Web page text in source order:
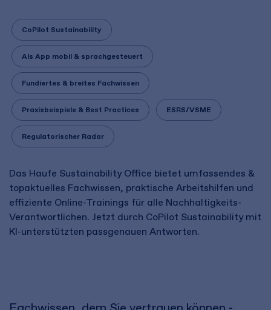
CoPilot Sustainability
Als App mobil & sprachgesteuert
Fundiertes & breites Fachwissen
Praxisbeispiele & Best Practices ESRS/VSME
Regulatorischer Radar
Das Haufe Sustainability Office bietet umfassendes &
topaktuelles Fachwissen, praktische Arbeitshilfen und
effiziente Online-Trainings für alle Nachhaltigkeits-
Verantwortlichen. Jetzt durch CoPilot Sustainability mit
KI-unterstützten passgenauen Antworten.